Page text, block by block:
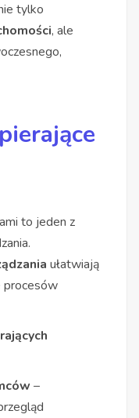
tylko
, ale
to jeden z
ułatwiają
procesów
–